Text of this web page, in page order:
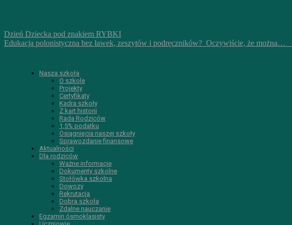
Dzień Dziecka pod znakiem RYBKI
Edukacja polonistyczna bez ławek, zeszytów i podręczników? Oczywiście, że można…
Nasza szkoła
O szkole
Projekty
Certyfikaty
Kadra szkoły
Z kart historii
Rada Rodziców
1,5% podatku
Osiągnięcia naszej szkoły
Sprawozdanie finansowe
Aktualności
Dla rodziców
Ważne informacje
Dokumenty szkolne
Stołówka szkolna
Dowozy
Rekrutacja
Dobra szkoła
Zdalne nauczanie
Egzamin ósmoklasisty